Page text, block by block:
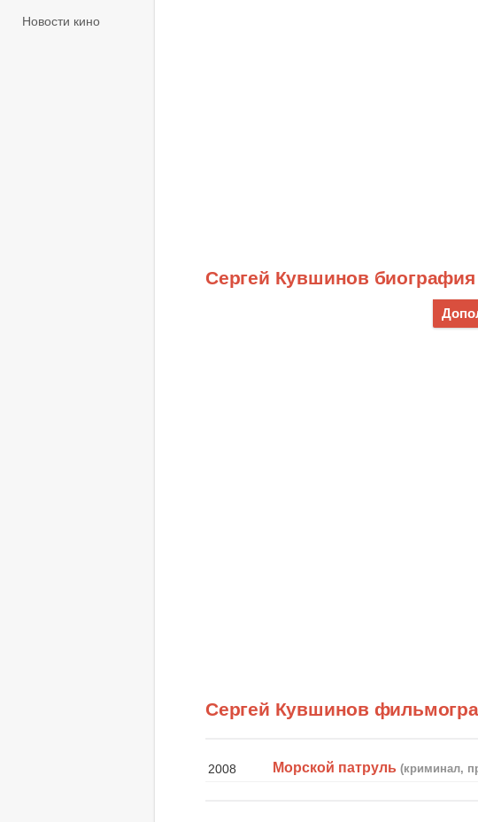
Новости кино
Сергей Кувшинов биография
Сергей Кувшинов
2008 Морской патруль (криминал,